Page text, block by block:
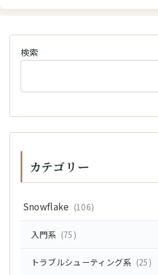
検索
カテゴリー
Snowflake (106)
入門系 (75)
トラブルシューティング系 (25)